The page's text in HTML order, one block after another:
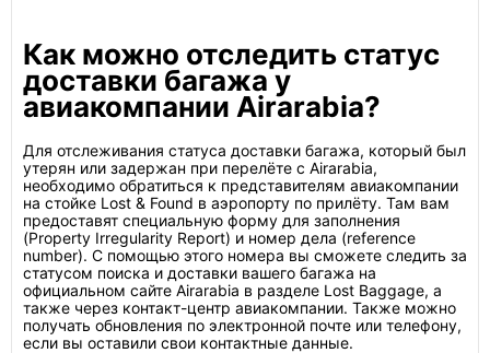
Как можно отследить статус
доставки багажа у
авиакомпании Airarabia?
Для отслеживания статуса доставки багажа, который был
утерян или задержан при перелёте с Airarabia,
необходимо обратиться к представителям авиакомпании
на стойке Lost & Found в аэропорту по прилёту. Там вам
предоставят специальную форму для заполнения
(Property Irregularity Report) и номер дела (reference
number). С помощью этого номера вы сможете следить за
статусом поиска и доставки вашего багажа на
официальном сайте Airarabia в разделе Lost Baggage, а
также через контакт-центр авиакомпании. Также можно
получать обновления по электронной почте или телефону,
если вы оставили свои контактные данные.